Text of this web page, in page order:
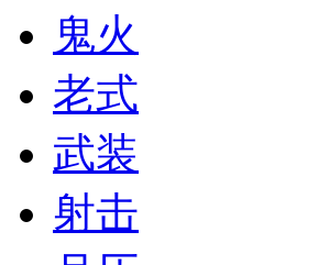
鬼火
老式
武装
射击